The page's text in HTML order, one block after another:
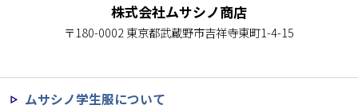
株式会社ムサシノ商店
〒180-0002 東京都武蔵野市吉祥寺東町1-4-15
ムサシノ学生服について